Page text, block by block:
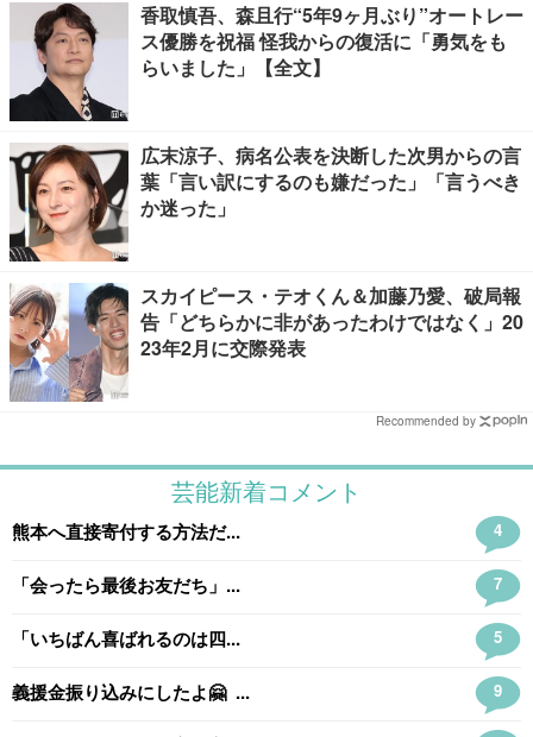
香取慎吾、森且行“5年9ヶ月ぶり”オートレー
ス優勝を祝福 怪我からの復活に「勇気をも
らいました」【全文】
広末涼子、病名公表を決断した次男からの言
葉「言い訳にするのも嫌だった」「言うべき
か迷った」
スカイピース・テオくん＆加藤乃愛、破局報
告「どちらかに非があったわけではなく」20
23年2月に交際発表
Recommended by